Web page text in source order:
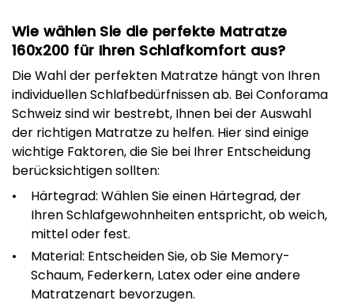
Wie wählen Sie die perfekte Matratze
160x200 für Ihren Schlafkomfort aus?
Die Wahl der perfekten Matratze hängt von Ihren
individuellen Schlafbedürfnissen ab. Bei Conforama
Schweiz sind wir bestrebt, Ihnen bei der Auswahl
der richtigen Matratze zu helfen. Hier sind einige
wichtige Faktoren, die Sie bei Ihrer Entscheidung
berücksichtigen sollten:
Härtegrad: Wählen Sie einen Härtegrad, der
Ihren Schlafgewohnheiten entspricht, ob weich,
mittel oder fest.
Material: Entscheiden Sie, ob Sie Memory-
Schaum, Federkern, Latex oder eine andere
Matratzenart bevorzugen.